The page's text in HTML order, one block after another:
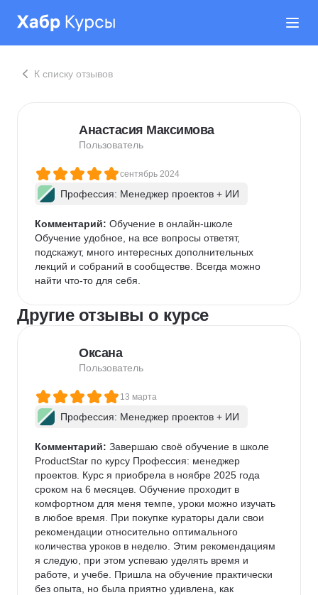
К списку отзывов
Анастасия Максимова
Пользователь
сентябрь 2024
Профессия: Менеджер проектов + ИИ
Комментарий: Обучение в онлайн-школе
Обучение удобное, на все вопросы ответят,
подскажут, много интересных дополнительных
лекций и собраний в сообществе. Всегда можно
найти что-то для себя.
Другие отзывы о курсе
Оксана
Пользователь
13 марта
Профессия: Менеджер проектов + ИИ
Комментарий: Завершаю своё обучение в школе
ProductStar по курсу Профессия: менеджер
проектов. Курс я приобрела в ноябре 2025 года
сроком на 6 месяцев. Обучение проходит в
комфортном для меня темпе, уроки можно изучать
в любое время. При покупке кураторы дали свои
рекомендации относительно оптимального
количества уроков в неделю. Этим рекомендациям
я следую, при этом успеваю уделять время и
работе, и учебе. Пришла на обучение практически
без опыта, но была приятно удивлена, как